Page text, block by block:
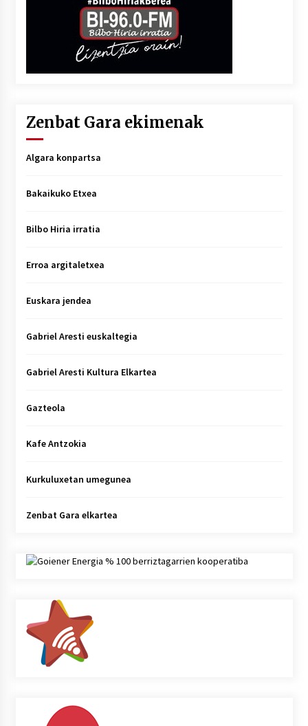
Zenbat Gara ekimenak
Algara konpartsa
Bakaikuko Etxea
Bilbo Hiria irratia
Erroa argitaletxea
Euskara jendea
Gabriel Aresti euskaltegia
Gabriel Aresti Kultura Elkartea
Gazteola
Kafe Antzokia
Kurkuluxetan umegunea
Zenbat Gara elkartea